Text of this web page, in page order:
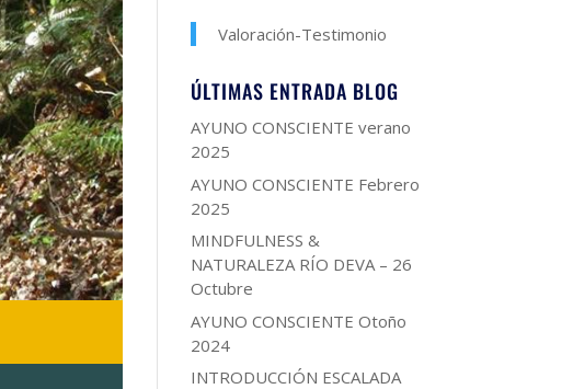
Valoración-Testimonio
ÚLTIMAS ENTRADA BLOG
AYUNO CONSCIENTE verano
2025
AYUNO CONSCIENTE Febrero
2025
MINDFULNESS &
NATURALEZA RÍO DEVA – 26
Octubre
AYUNO CONSCIENTE Otoño
2024
INTRODUCCIÓN ESCALADA